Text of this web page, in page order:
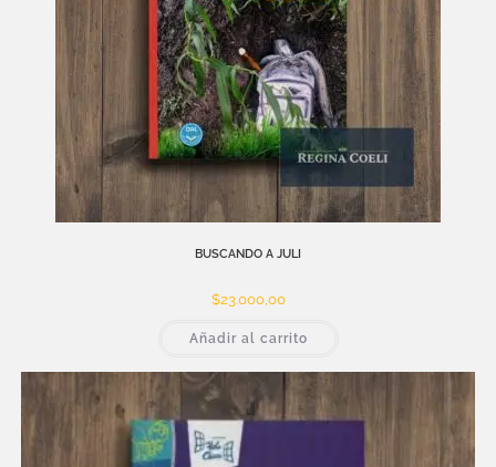
BUSCANDO A JULI
$23.000,00
Añadir al carrito